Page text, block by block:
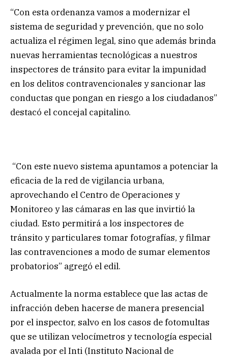
“Con esta ordenanza vamos a modernizar el
sistema de seguridad y prevención, que no solo
actualiza el régimen legal, sino que además brinda
nuevas herramientas tecnológicas a nuestros
inspectores de tránsito para evitar la impunidad
en los delitos contravencionales y sancionar las
conductas que pongan en riesgo a los ciudadanos”
destacó el concejal capitalino.
“Con este nuevo sistema apuntamos a potenciar la
eficacia de la red de vigilancia urbana,
aprovechando el Centro de Operaciones y
Monitoreo y las cámaras en las que invirtió la
ciudad. Esto permitirá a los inspectores de
tránsito y particulares tomar fotografías, y filmar
las contravenciones a modo de sumar elementos
probatorios” agregó el edil.
Actualmente la norma establece que las actas de
infracción deben hacerse de manera presencial
por el inspector, salvo en los casos de fotomultas
que se utilizan velocímetros y tecnología especial
avalada por el Inti (Instituto Nacional de